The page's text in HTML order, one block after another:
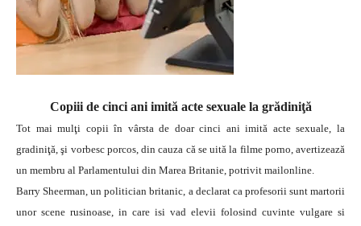
Copiii de cinci ani imită acte sexuale la grădiniţă
Tot mai mulţi copii în vârsta de doar cinci ani imită acte sexuale, la
gradiniţă, şi vorbesc porcos, din cauza că se uită la filme porno, avertizează
un membru al Parlamentului din Marea Britanie, potrivit mailonline.
Barry Sheerman, un politician britanic, a declarat ca profesorii sunt martorii
unor scene rusinoase, in care isi vad elevii folosind cuvinte vulgare si